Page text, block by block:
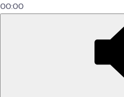
00:00